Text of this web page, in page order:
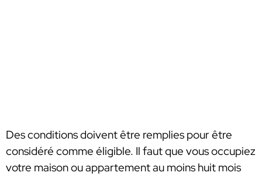
Des conditions doivent être remplies pour être
considéré comme éligible. Il faut que vous occupiez
votre maison ou appartement au moins huit mois